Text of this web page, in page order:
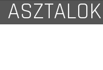
ASZTALOK